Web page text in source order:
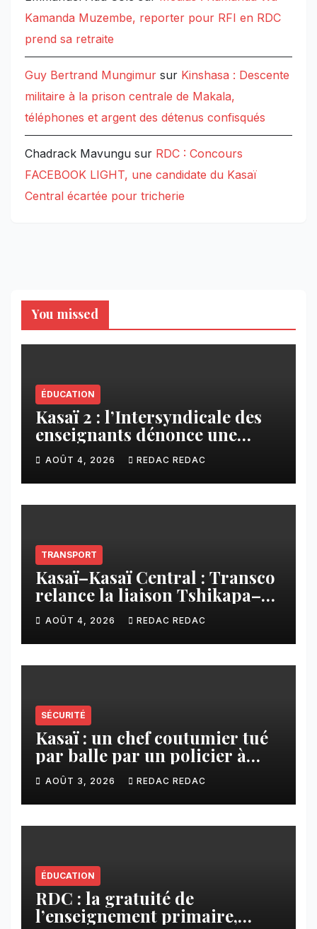
Kamanda Muzembe, reporter pour RFI en RDC
prend sa retraite
Guy Bertrand Mungimur sur Kinshasa : Descente
militaire à la prison centrale de Makala,
téléphones et argent des détenus confisqués
Chadrack Mavungu sur RDC : Concours
FACEBOOK LIGHT, une candidate du Kasaï
Central écartée pour tricherie
You missed
ÉDUCATION
Kasaï 2 : l’Intersyndicale des
enseignants dénonce une
contribution financière
imposée aux écoles de la
CNCA
AOÛT 4, 2026 REDAC REDAC
TRANSPORT
Kasaï–Kasaï Central : Transco
relance la liaison Tshikapa–
Tshiamu pour faciliter les
échanges
AOÛT 4, 2026 REDAC REDAC
SÉCURITÉ
Kasaï : un chef coutumier tué
par balle par un policier à
Kamuesha, la tension monte
AOÛT 3, 2026 REDAC REDAC
ÉDUCATION
RDC : la gratuité de
l’enseignement primaire,